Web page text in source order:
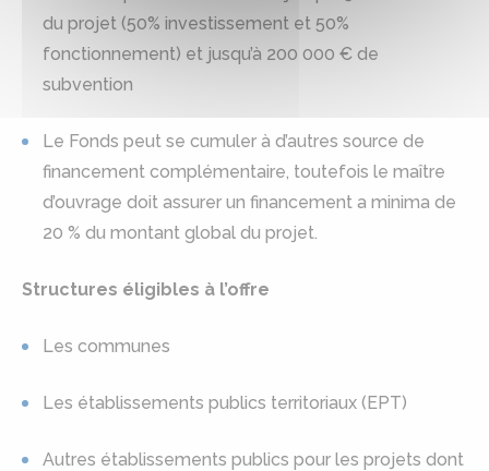
du projet (50% investissement et 50%
fonctionnement) et jusqu’à 200 000 € de
subvention
Le Fonds peut se cumuler à d’autres source de
financement complémentaire, toutefois le maître
d’ouvrage doit assurer un financement a minima de
20 % du montant global du projet.
Structures éligibles à l’offre
Les communes
Les établissements publics territoriaux (EPT)
Autres établissements publics pour les projets dont